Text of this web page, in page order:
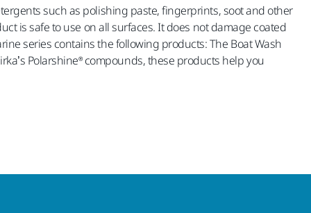
such as polishing paste, fingerprints, soot and other
is safe to use on all surfaces. It does not damage coated
series contains the following products: The Boat Wash
Polarshine® compounds, these products help you